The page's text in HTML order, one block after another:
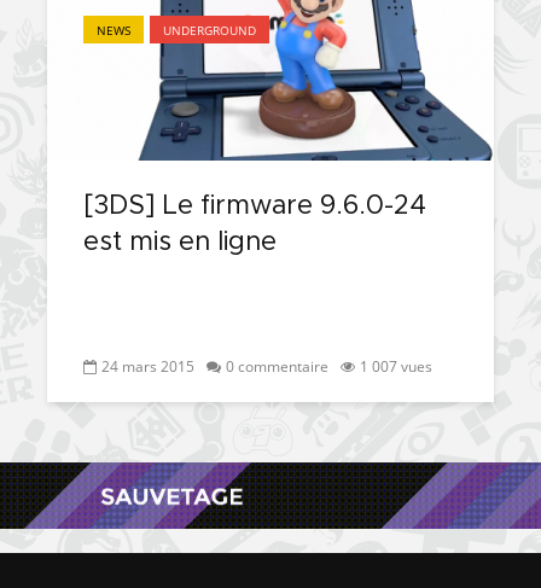
NEWS UNDERGROUND
[3DS] Le firmware 9.6.0-24
est mis en ligne
24 mars 2015 0 commentaire 1 007 vues